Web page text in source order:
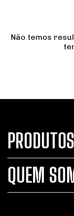
Não temos
PRODUTOS
QUEM